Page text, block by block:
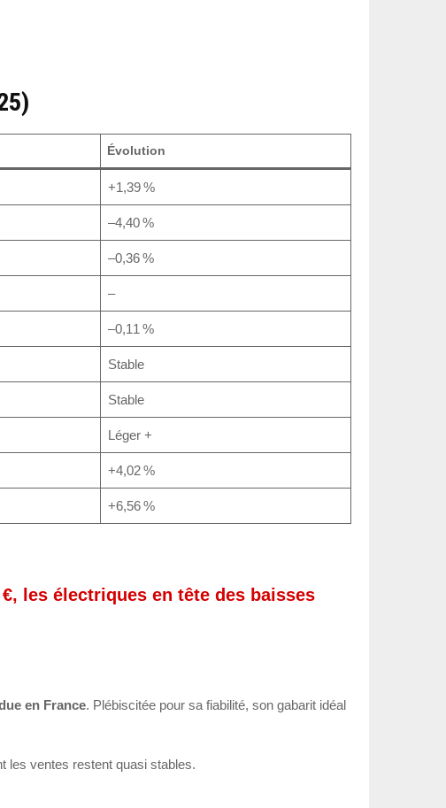
Évolution
+1,39 %
–4,40 %
–0,36 %
–
–0,11 %
Stable
Stable
Léger +
+4,02 %
+6,56 %
les électriques en tête des baisses
en France. Plébiscitée pour sa fiabilité, son gabarit idéal
les ventes restent quasi stables.